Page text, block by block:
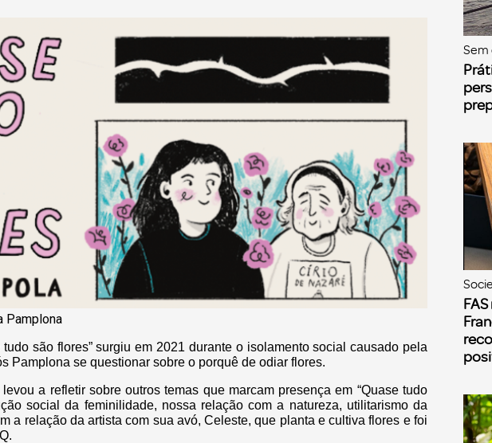
Pamplona
são flores” surgiu em 2021 durante o isolamento social causado pela
Pamplona se questionar sobre o porquê de odiar flores.
a refletir sobre outros temas que marcam presença em “Quase tudo
social da feminilidade, nossa relação com a natureza, utilitarismo da
a relação da artista com sua avó, Celeste, que planta e cultiva flores e foi
Sem